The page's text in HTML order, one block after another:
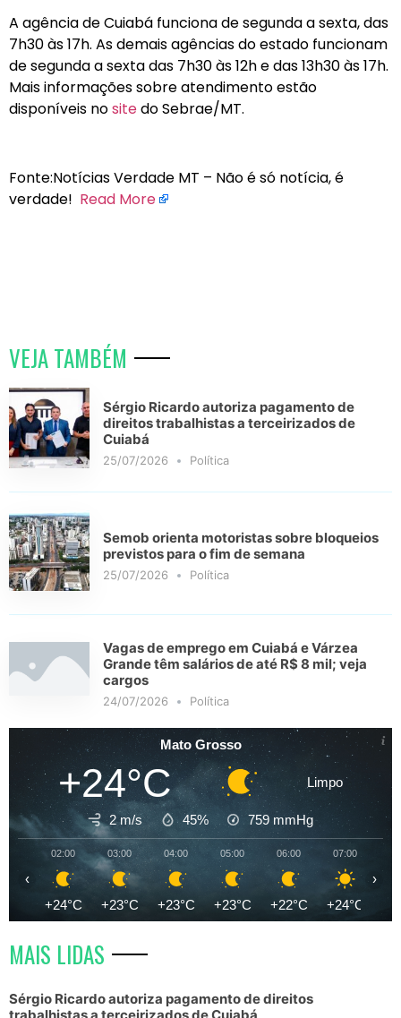
A agência de Cuiabá funciona de segunda a sexta, das
7h30 às 17h. As demais agências do estado funcionam
de segunda a sexta das 7h30 às 12h e das 13h30 às 17h.
Mais informações sobre atendimento estão
disponíveis nositedo Sebrae/MT.
Fonte:Notícias Verdade MT – Não é só notícia, é
verdade! Read More
VEJA TAMBÉM
Sérgio Ricardo autoriza pagamento de
direitos trabalhistas a terceirizados de
Cuiabá
25/07/2026 Política
Semob orienta motoristas sobre bloqueios
previstos para o fim de semana
25/07/2026 Política
Vagas de emprego em Cuiabá e Várzea
Grande têm salários de até R$ 8 mil; veja
cargos
24/07/2026 Política
Mato Grosso
+24°C Limpo
2 m/s 45% 759 mmHg
02:00
+24°C
03:00
+23°C
04:00
+23°C
05:00
+23°C
06:00
+22°C
07:00
+24°C
‹ ›
MAIS LIDAS
Sérgio Ricardo autoriza pagamento de direitos